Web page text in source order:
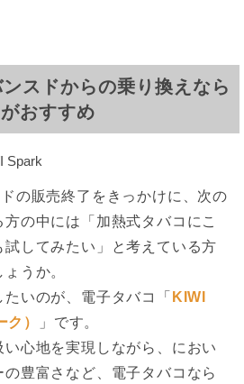
スドからの乗り換えなら
おすすめ
の販売終了をきっかけに、次の
の中には「加熱式タバコにこ
してみたい」と考えている方
うか。
いのが、電子タバコ「 KIWI
）
」です。
心地を実現しながら、におい
豊富さなど、電子タバコなら